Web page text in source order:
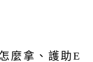
麼拿、護助E